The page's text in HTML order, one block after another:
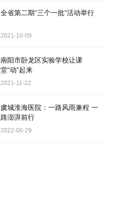
全省第二期“三个一批”活动举行
2021-10-09
南阳市卧龙区实验学校让课
堂“动”起来
2021-11-22
虞城淮海医院：一路风雨兼程 一
路澎湃前行
2022-06-29